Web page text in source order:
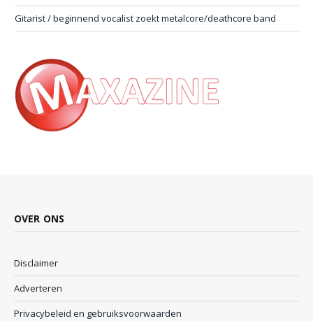
Gitarist / beginnend vocalist zoekt metalcore/deathcore band
OVER ONS
Disclaimer
Adverteren
Privacybeleid en gebruiksvoorwaarden